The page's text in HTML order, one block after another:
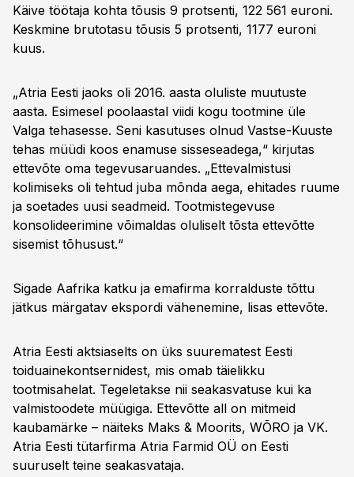
Käive töötaja kohta tõusis 9 protsenti, 122 561 euroni.
Keskmine brutotasu tõusis 5 protsenti, 1177 euroni
kuus.
„Atria Eesti jaoks oli 2016. aasta oluliste muutuste
aasta. Esimesel poolaastal viidi kogu tootmine üle
Valga tehasesse. Seni kasutuses olnud Vastse-Kuuste
tehas müüdi koos enamuse sisseseadega,“ kirjutas
ettevõte oma tegevusaruandes. „Ettevalmistusi
kolimiseks oli tehtud juba mõnda aega, ehitades ruume
ja soetades uusi seadmeid. Tootmistegevuse
konsolideerimine võimaldas oluliselt tõsta ettevõtte
sisemist tõhusust.“
Sigade Aafrika katku ja emafirma korralduste tõttu
jätkus märgatav ekspordi vähenemine, lisas ettevõte.
Atria Eesti aktsiaselts on üks suurematest Eesti
toiduainekontsernidest, mis omab täielikku
tootmisahelat. Tegeletakse nii seakasvatuse kui ka
valmistoodete müügiga. Ettevõtte all on mitmeid
kaubamärke – näiteks Maks & Moorits, WÕRO ja VK.
Atria Eesti tütarfirma Atria Farmid OÜ on Eesti
suuruselt teine seakasvataja.